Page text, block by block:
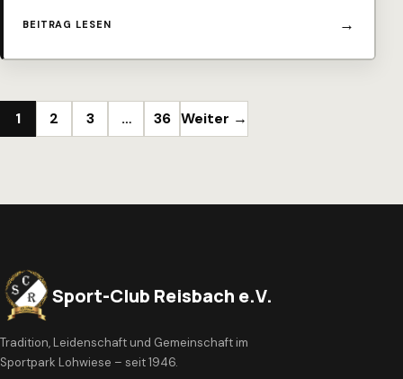
BEITRAG LESEN
1 2 3 … 36 Weiter →
Sport-Club Reisbach e.V.
Tradition, Leidenschaft und Gemeinschaft im
Sportpark Lohwiese – seit 1946.